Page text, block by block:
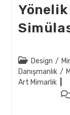
Yönelik
Post
category:
Design /
Danışmanlık /
Art Mimarlık